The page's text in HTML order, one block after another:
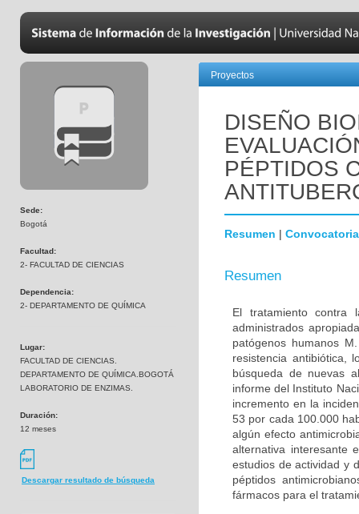
Sede:
Bogotá
Facultad:
2- FACULTAD DE CIENCIAS
Dependencia:
2- DEPARTAMENTO DE QUÍMICA
Lugar:
FACULTAD DE CIENCIAS.
DEPARTAMENTO DE QUÍMICA.BOGOTÁ
LABORATORIO DE ENZIMAS.
Duración:
12 meses
Descargar resultado de búsqueda
Proyectos
DISEÑO
PÉPTIDOS
Resumen | Convocatoria
Resumen
El tratamiento contra
administrados
patógenos humanos
resistencia antibiótica,
búsqueda de nuevas
informe del Instituto
incremento en la
53 por cada 100.000
algún efecto
alternativa interesante
estudios de actividad y
péptidos
fármacos para el